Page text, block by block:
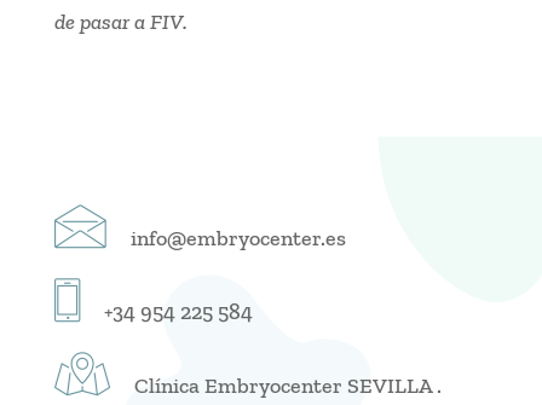
de pasar a FIV.
info@embryocenter.es
+34 954 225 584
Clínica Embryocenter SEVILLA .